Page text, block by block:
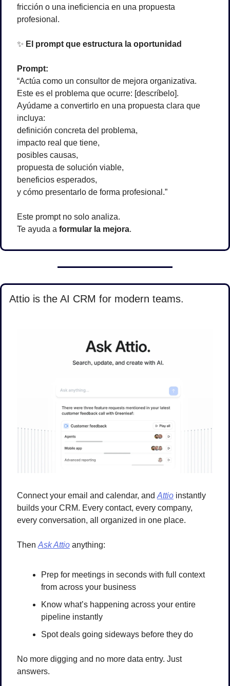
fricción o una ineficiencia en una propuesta
profesional.
✨ El prompt que estructura la oportunidad
Prompt:
“Actúa como un consultor de mejora organizativa.
Este es el problema que ocurre: [descríbelo].
Ayúdame a convertirlo en una propuesta clara que
incluya:
definición concreta del problema,
impacto real que tiene,
posibles causas,
propuesta de solución viable,
beneficios esperados,
y cómo presentarlo de forma profesional.”
Este prompt no solo analiza.
Te ayuda a formular la mejora.
Attio is the AI CRM for modern teams.
Connect your email and calendar, and Attio instantly
builds your CRM. Every contact, every company,
every conversation, all organized in one place.
Then Ask Attio anything:
Prep for meetings in seconds with full context
from across your business
Know what’s happening across your entire
pipeline instantly
Spot deals going sideways before they do
No more digging and no more data entry. Just
answers.